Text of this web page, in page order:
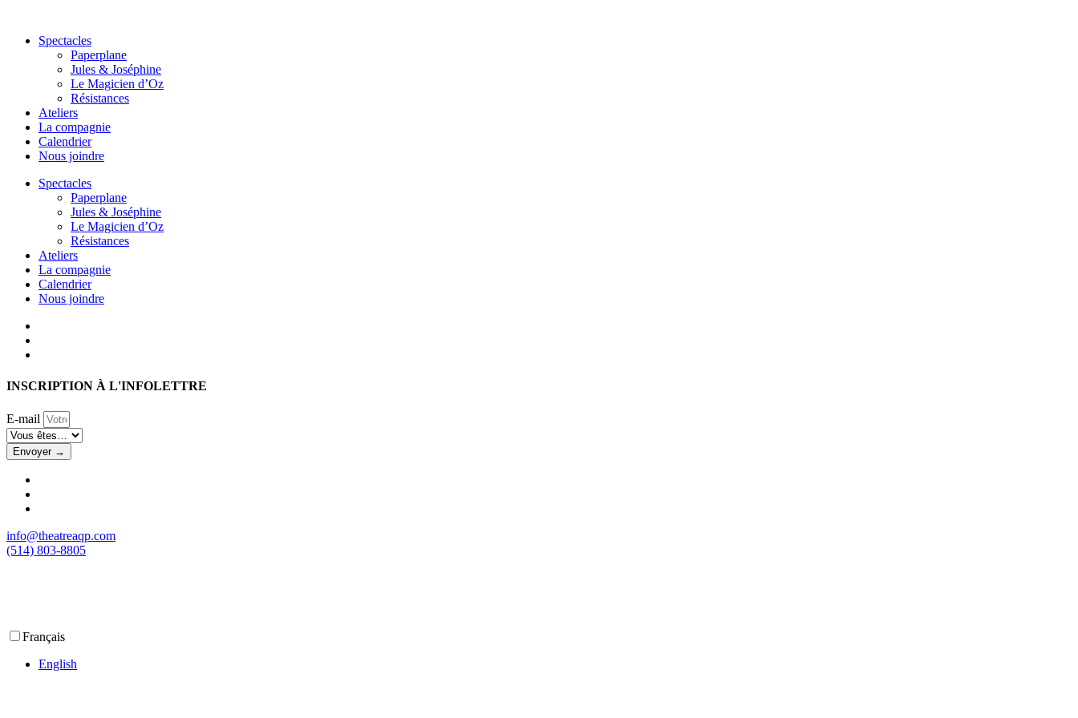
contenuSpectacles
Paperplane
Jules & Joséphine
Le Magicien d’Oz
Résistances
Ateliers
La compagnie
Calendrier
Nous joindre
Spectacles
Paperplane
Jules & Joséphine
Le Magicien d’Oz
Résistances
Ateliers
La compagnie
Calendrier
Nous joindre
INSCRIPTION À L'INFOLETTRE
E-mail
Envoyer →
info@theatreaqp.com
(514) 803-8805
Français
English